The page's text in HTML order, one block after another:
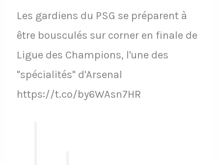
Les gardiens du PSG se préparent à
être bousculés sur corner en finale de
Ligue des Champions, l'une des
"spécialités" d'Arsenal
https://t.co/by6WAsn7HR